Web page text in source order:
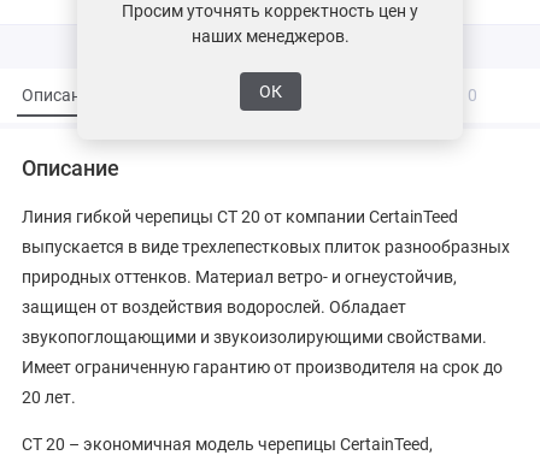
Описание Характеристики 0
Описание
Линия гибкой черепицы СТ 20 от компании CertainTeed
выпускается в виде трехлепестковых плиток разнообразных
природных оттенков. Материал ветро- и огнеустойчив,
защищен от воздействия водорослей. Обладает
звукопоглощающими и звукоизолирующими свойствами.
Имеет ограниченную гарантию от производителя на срок до
20 лет.
CT 20 – экономичная модель черепицы CertainTeed,
Просим уточнять корректность цен у
наших менеджеров.
ОК